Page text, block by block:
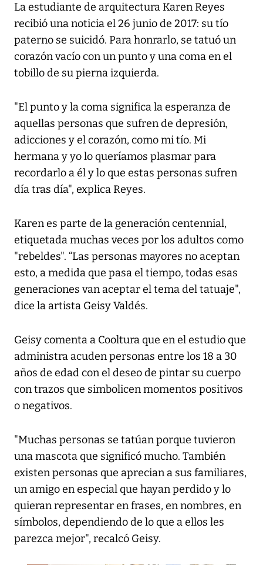
La estudiante de arquitectura Karen Reyes
recibió una noticia el 26 junio de 2017: su tío
paterno se suicidó. Para honrarlo, se tatuó un
corazón vacío con un punto y una coma en el
tobillo de su pierna izquierda.
"El punto y la coma significa la esperanza de
aquellas personas que sufren de depresión,
adicciones y el corazón, como mi tío. Mi
hermana y yo lo queríamos plasmar para
recordarlo a él y lo que estas personas sufren
día tras día", explica Reyes.
Karen es parte de la generación centennial,
etiquetada muchas veces por los adultos como
"rebeldes". “Las personas mayores no aceptan
esto, a medida que pasa el tiempo, todas esas
generaciones van aceptar el tema del tatuaje",
dice la artista Geisy Valdés.
Geisy comenta a Coolturaque en el estudio que
administra acuden personas entre los 18 a 30
años de edad con el deseo de pintar su cuerpo
con trazos que simbolicen momentos positivos
o negativos.
"Muchas personas se tatúan porque tuvieron
una mascota que significó mucho. También
existen personas que aprecian a sus familiares,
un amigo en especial que hayan perdido y lo
quieran representar en frases, en nombres, en
símbolos, dependiendo de lo que a ellos les
parezca mejor", recalcó Geisy.